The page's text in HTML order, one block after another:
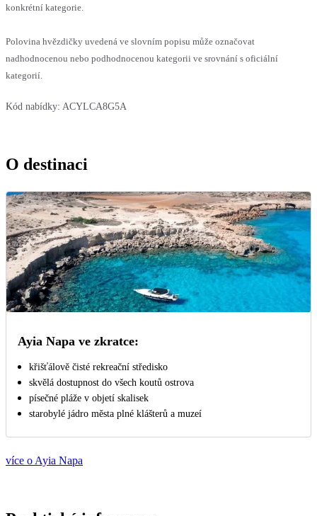
konkrétní kategorie.
Polovina hvězdičky uvedená ve slovním popisu může označovat
nadhodnocenou nebo podhodnocenou kategorii ve srovnání s oficiální
kategorií.
Kód nabídky: ACYLCA8G5A
O destinaci
Ayia Napa ve zkratce:
křišťálově čisté rekreační středisko
skvělá dostupnost do všech koutů ostrova
písečné pláže v objetí skalisek
starobylé jádro města plné klášterů a muzeí
více o Ayia Napa